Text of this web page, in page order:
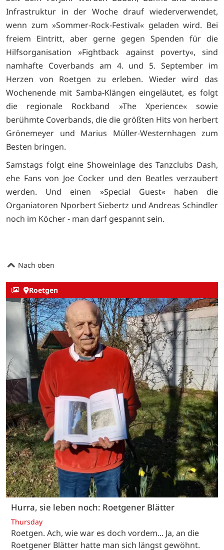
Infrastruktur in der Woche drauf wiederverwendet,
wenn zum »Sommer-Rock-Festival« geladen wird. Bei
freiem Eintritt, aber gerne gegen Spenden für die
Hilfsorganisation »Fightback against poverty«, sind
namhafte Coverbands am 4. und 5. September im
Herzen von Roetgen zu erleben. Wieder wird das
Wochenende mit Samba-Klängen eingeläutet, es folgt
die regionale Rockband »The Xperience« sowie
berühmte Coverbands, die die größten Hits von herbert
Grönemeyer und Marius Müller-Westernhagen zum
Besten bringen.
Samstags folgt eine Showeinlage des Tanzclubs Dash,
ehe Fans von Joe Cocker und den Beatles verzaubert
werden. Und einen »Special Guest« haben die
Organiatoren Nporbert Siebertz und Andreas Schindler
noch im Köcher - man darf gespannt sein.
Nach oben
Roetgen
Hurra, sie leben noch: Roetgener Blätter
Thursday
Roetgen. Ach, wie war es doch vordem... Ja, an die
Roetgener Blätter hatte man sich längst gewöhnt.